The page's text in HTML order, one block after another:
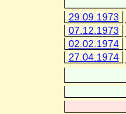
29.09.1973
07.12.1973
02.02.1974
27.04.1974